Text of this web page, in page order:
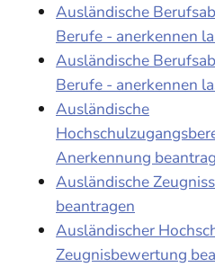
Ausländische
Berufe - anerkennen
Ausländische
Berufe - anerkennen
Ausländische
Anerkennung
Ausländische
beantragen
Ausländischer
Zeugnisbewertung